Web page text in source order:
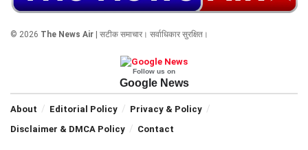
© 2026 The News Air | सटीक समाचार। सर्वाधिकार सुरक्षित।
Follow us on
Google News
About Editorial Policy
Privacy & Policy
Disclaimer & DMCA Policy
Contact